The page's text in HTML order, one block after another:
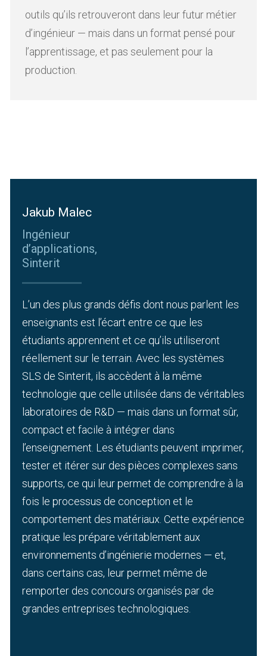
outils qu’ils retrouveront dans leur futur métier
d’ingénieur — mais dans un format pensé pour
l’apprentissage, et pas seulement pour la
production.
Jakub Malec
Ingénieur
d’applications,
Sinterit
L’un des plus grands défis dont nous parlent les
enseignants est l’écart entre ce que les
étudiants apprennent et ce qu’ils utiliseront
réellement sur le terrain. Avec les systèmes
SLS de Sinterit, ils accèdent à la même
technologie que celle utilisée dans de véritables
laboratoires de R&D — mais dans un format sûr,
compact et facile à intégrer dans
l’enseignement. Les étudiants peuvent imprimer,
tester et itérer sur des pièces complexes sans
supports, ce qui leur permet de comprendre à la
fois le processus de conception et le
comportement des matériaux. Cette expérience
pratique les prépare véritablement aux
environnements d’ingénierie modernes — et,
dans certains cas, leur permet même de
remporter des concours organisés par de
grandes entreprises technologiques.